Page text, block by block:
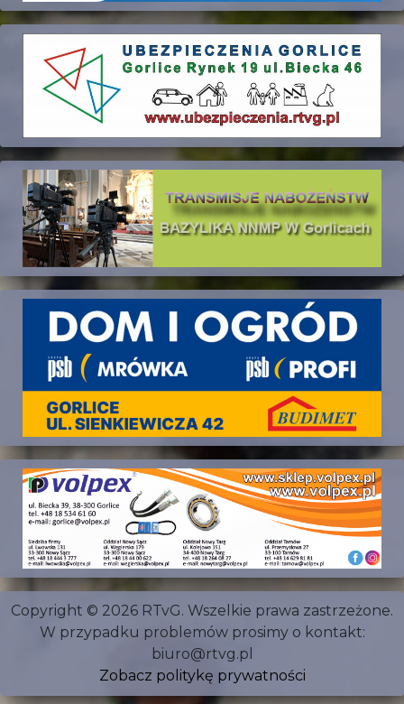
Copyright © 2026 RTvG. Wszelkie prawa zastrzeżone.
W przypadku problemów prosimy o kontakt:
biuro@rtvg.pl
Zobacz politykę prywatności